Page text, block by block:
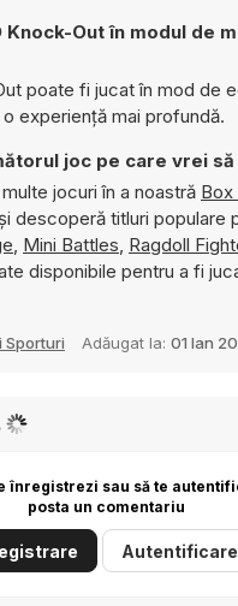
Knock-Out în modul de
poate fi jucat în mod de
experiență mai profundă.
joc pe care vrei
jocuri în a noastră Box
descoperă titluri populare
, Mini Battles, Ragdoll
disponibile pentru a fi
Sporturi Adăugat la: 01 Ian
înregistrezi sau să te
posta un comentariu
Autentificare